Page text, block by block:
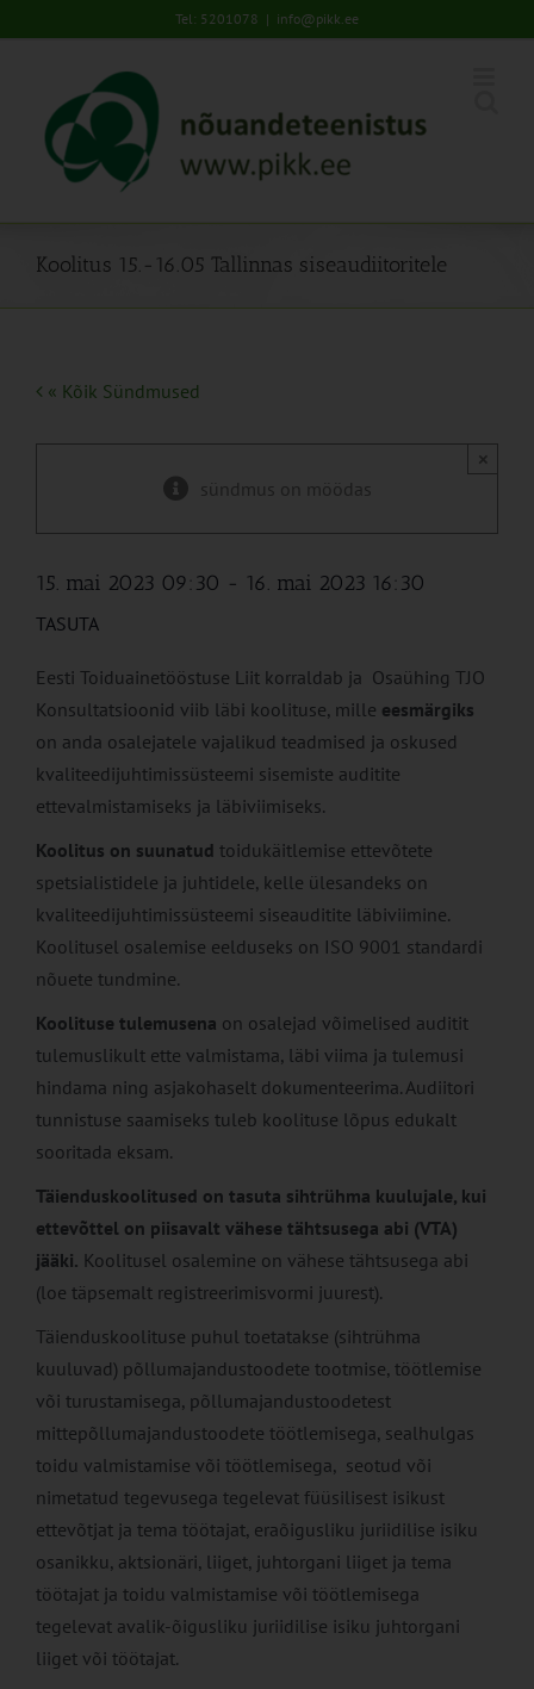
to
Tel: 5201078 | info@pikk.ee
Koolitus 15.-16.05 Tallinnas siseaudiitoritele
« Kõik Sündmused
sündmus on möödas
×
15. mai 2023 09:30 - 16. mai 2023 16:30
TASUTA
Eesti Toiduainetööstuse Liit korraldab ja Osaühing TJO
Konsultatsioonid viib läbi koolituse, mille eesmärgiks
on anda osalejatele vajalikud teadmised ja oskused
kvaliteedijuhtimissüsteemi sisemiste auditite
ettevalmistamiseks ja läbiviimiseks.
Koolitus on suunatud toidukäitlemise ettevõtete
spetsialistidele ja juhtidele, kelle ülesandeks on
kvaliteedijuhtimissüsteemi siseauditite läbiviimine.
Koolitusel osalemise eelduseks on ISO 9001 standardi
nõuete tundmine.
Koolituse tulemusena on osalejad võimelised auditit
tulemuslikult ette valmistama, läbi viima ja tulemusi
hindama ning asjakohaselt dokumenteerima. Audiitori
tunnistuse saamiseks tuleb koolituse lõpus edukalt
sooritada eksam.
Täienduskoolitused on tasuta sihtrühma kuulujale, kui
ettevõttel on piisavalt vähese tähtsusega abi (VTA)
jääki. Koolitusel osalemine on vähese tähtsusega abi
(loe täpsemalt registreerimisvormi juurest).
Täienduskoolituse puhul toetatakse (sihtrühma
kuuluvad) põllumajandustoodete tootmise, töötlemise
või turustamisega, põllumajandustoodetest
mittepõllumajandustoodete töötlemisega, sealhulgas
toidu valmistamise või töötlemisega, seotud või
nimetatud tegevusega tegelevat füüsilisest isikust
ettevõtjat ja tema töötajat, eraõigusliku juriidilise isiku
osanikku, aktsionäri, liiget, juhtorgani liiget ja tema
töötajat ja toidu valmistamise või töötlemisega
tegelevat avalik-õigusliku juriidilise isiku juhtorgani
liiget või töötajat.